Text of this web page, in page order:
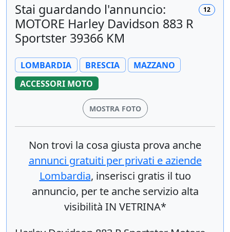
12
Stai guardando l'annuncio:
MOTORE Harley Davidson 883 R
Sportster 39366 KM
LOMBARDIA BRESCIA
MAZZANO
ACCESSORI MOTO
MOSTRA FOTO
Non trovi la cosa giusta prova anche
annunci gratuiti per privati e aziende
Lombardia, inserisci gratis il tuo
annuncio, per te anche servizio alta
visibilità IN VETRINA*